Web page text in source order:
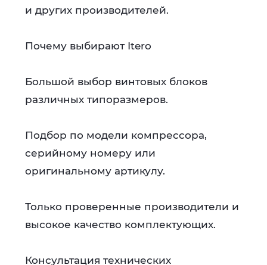
и других производителей.
Почему выбирают Itero
Большой выбор винтовых блоков
различных типоразмеров.
Подбор по модели компрессора,
серийному номеру или
оригинальному артикулу.
Только проверенные производители и
высокое качество комплектующих.
Консультация технических